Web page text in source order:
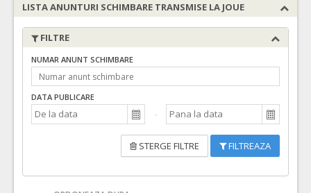
LISTA ANUNTURI SCHIMBARE TRANSMISE LA JOUE
FILTRE
NUMAR ANUNT SCHIMBARE
DATA PUBLICARE
STERGE FILTRE FILTREAZA